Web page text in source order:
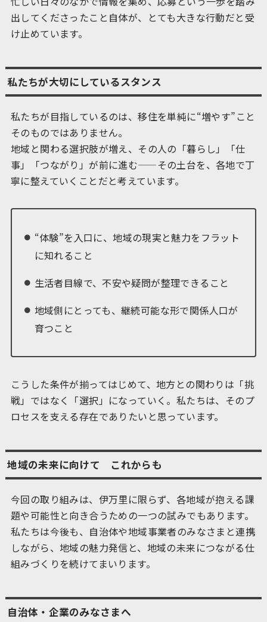
出してくださったこと自体が、とても大きな行動だと受
け止めています。
私たちが大切にしているスタンス
私たちが目指しているのは、移住を単純に“増やす”こと
そのものではありません。
地域と関わる選択肢が増え、その人の「暮らし」「仕
事」「つながり」が前に進む——その土台を、各地で丁
寧に整えていくことだと考えています。
“体験”を入口に、地域の現実と魅力をフラット
に知れること
生活者目線で、不安や疑問が整理できること
地域側にとっても、継続可能な形で関係人口が
育つこと
こうした条件が揃ってはじめて、地方との関わりは「挑
戦」ではなく「選択」になっていく。私たちは、そのプ
ロセスを支える存在でありたいと思っています。
地域の未来に向けて これからも
今回の取り組みは、伊万里に限らず、各地域が抱える課
題や可能性と向き合うための一つの試みでもあります。
私たちは今後も、自治体や地域事業者のみなさまと連携
しながら、地域の魅力発信と、地域の未来につながる仕
組みづくりを続けてまいります。
自治体・企業のみなさまへ